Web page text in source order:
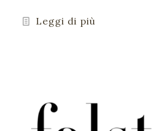
Leggi di più